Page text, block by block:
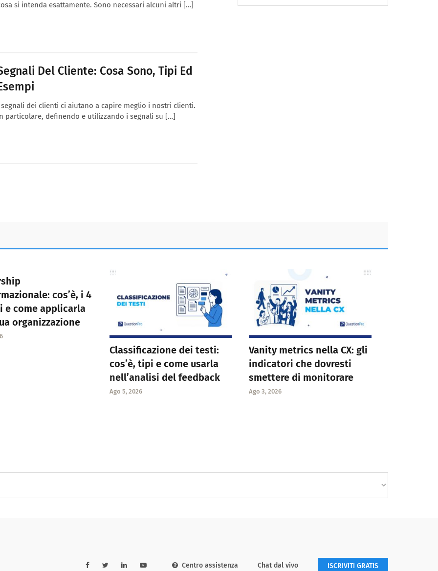
si intenda esattamente. Sono necessari alcuni altri […]
Del Cliente: Cosa Sono, Tipi Ed
segnali dei clienti ci aiutano a capire meglio i nostri clienti.
particolare, definendo e utilizzando i segnali su […]
CATEGORIA
cos’è, i 4
e come applicarla
organizzazione
Classificazione dei testi:
cos’è, tipi e come usarla
nell’analisi del feedback
Ago 5, 2026
Vanity metrics nella CX: gli
indicatori che dovresti
smettere di monitorare
Ago 3, 2026
Centro assistenza Chat dal vivo ISCRIVITI GRATIS